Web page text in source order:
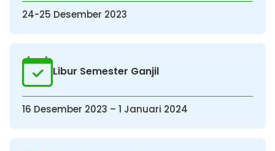
24-25 Desember 2023
Libur Semester Ganjil
16 Desember 2023 – 1 Januari 2024